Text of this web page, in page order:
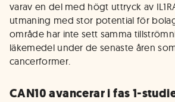
varav en del med högt uttryck av
utmaning med stor potential för
område har inte sett samma
läkemedel under de senaste åren
cancerformer.
CAN10 avancerar i fas 1-